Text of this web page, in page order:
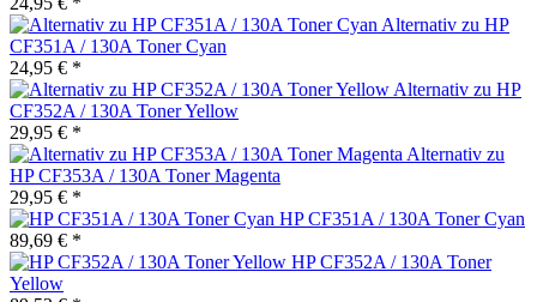
Alternativ zu HP
CF351A / 130A Toner Cyan
24,95 € *
Alternativ zu HP
CF352A / 130A Toner Yellow
29,95 € *
Alternativ zu
HP CF353A / 130A Toner Magenta
29,95 € *
HP CF351A / 130A Toner Cyan
89,69 € *
HP CF352A / 130A Toner
Yellow